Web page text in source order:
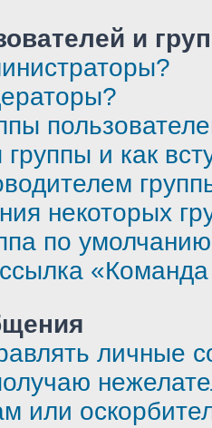
и
группы и как
некоторых
по
личные
или